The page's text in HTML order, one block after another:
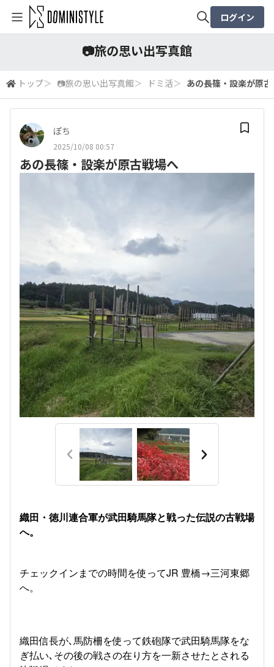
ログイン
📷️旅の思い出写真館
トップ＞ 📷️旅の思い出写真館＞ ドミ活＞ あの長篠・設楽が原
ぽち
2025/10/08 00:57
あの長篠・設楽が原古戦場へ
織田・徳川連合軍が武田騎馬隊と戦った伝説の古戦場
へ。
チェックインまでの時間を使ってJR 豊橋→三河東郷
へ。
織田信長が､馬防柵を使って鉄砲隊で武田騎馬隊をな
ぎ払い､その後の戦さの在り方を一新させたとされる